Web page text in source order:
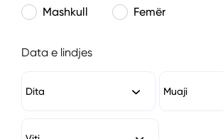
Mashkull
Femër
Data e lindjes
Dita Muaji